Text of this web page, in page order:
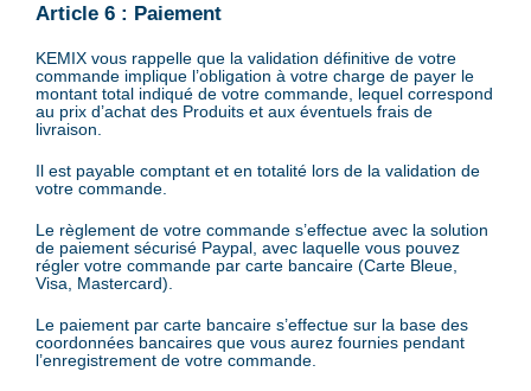
Article 6 : Paiement
KEMIX vous rappelle que la validation définitive de votre
commande implique l’obligation à votre charge de payer le
montant total indiqué de votre commande, lequel correspond
au prix d’achat des Produits et aux éventuels frais de
livraison.
Il est payable comptant et en totalité lors de la validation de
votre commande.
Le règlement de votre commande s’effectue avec la solution
de paiement sécurisé Paypal, avec laquelle vous pouvez
régler votre commande par carte bancaire (Carte Bleue,
Visa, Mastercard).
Le paiement par carte bancaire s’effectue sur la base des
coordonnées bancaires que vous aurez fournies pendant
l’enregistrement de votre commande.